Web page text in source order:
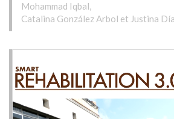
Mohammad Iqbal,
Catalina González Arbol et Justina